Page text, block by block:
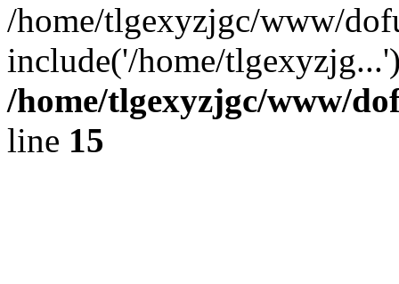
/home/tlgexyzjgc/www/
include('/home/
/home/tlgexyzjgc/www/
line 15